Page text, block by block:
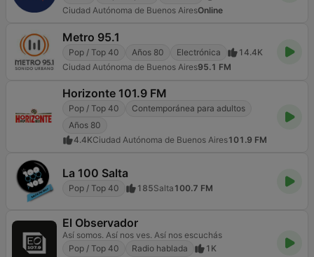
Ciudad Autónoma de Buenos AiresOnline
Metro 95.1
Pop / Top 40 Años 80 Electrónica
14.4K
Ciudad Autónoma de Buenos Aires95.1 FM
Horizonte 101.9 FM
Pop / Top 40
Contemporánea para adultos
Años 80
4.4KCiudad Autónoma de Buenos Aires101.9 FM
La 100 Salta
Pop / Top 40 185Salta 100.7 FM
El Observador
Así somos. Así nos ves. Así nos escuchás
Pop / Top 40
Radio hablada
1K